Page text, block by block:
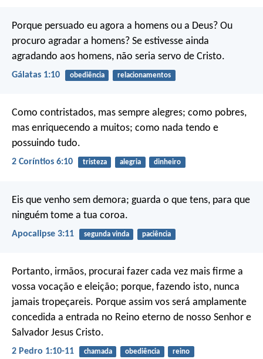
Porque persuado eu agora a homens ou a Deus? Ou
procuro agradar a homens? Se estivesse ainda
agradando aos homens, não seria servo de Cristo.
Gálatas 1:10 obediência relacionamentos
Como contristados, mas sempre alegres; como pobres,
mas enriquecendo a muitos; como nada tendo e
possuindo tudo.
2 Coríntios 6:10 tristeza alegria dinheiro
Eis que venho sem demora; guarda o que tens, para que
ninguém tome a tua coroa.
Apocalipse 3:11 segunda vinda paciência
Portanto, irmãos, procurai fazer cada vez mais firme a
vossa vocação e eleição; porque, fazendo isto, nunca
jamais tropeçareis. Porque assim vos será amplamente
concedida a entrada no Reino eterno de nosso Senhor e
Salvador Jesus Cristo.
2 Pedro 1:10-11 chamada obediência reino